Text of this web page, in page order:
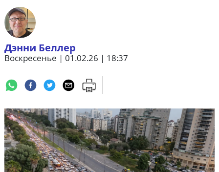
Дэнни Беллер
Воскресенье | 01.02.26 | 18:37